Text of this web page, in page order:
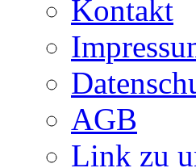
Kontakt
AGB
Link zu